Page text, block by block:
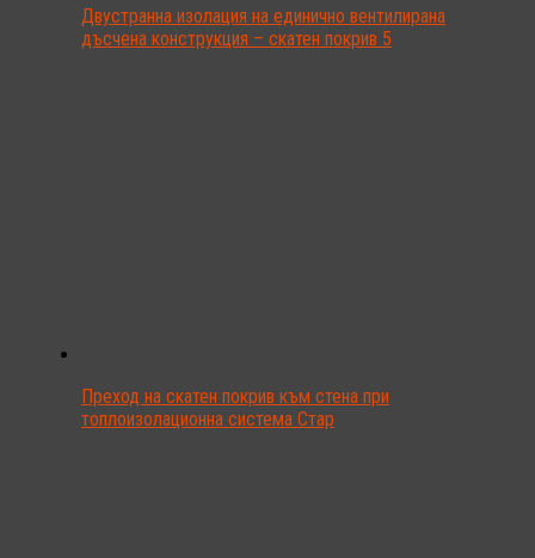
Двустранна изолация на единично вентилирана
дъсчена конструкция – скатен покрив 5
Преход на скатен покрив към стена при
топлоизолационна система Стар